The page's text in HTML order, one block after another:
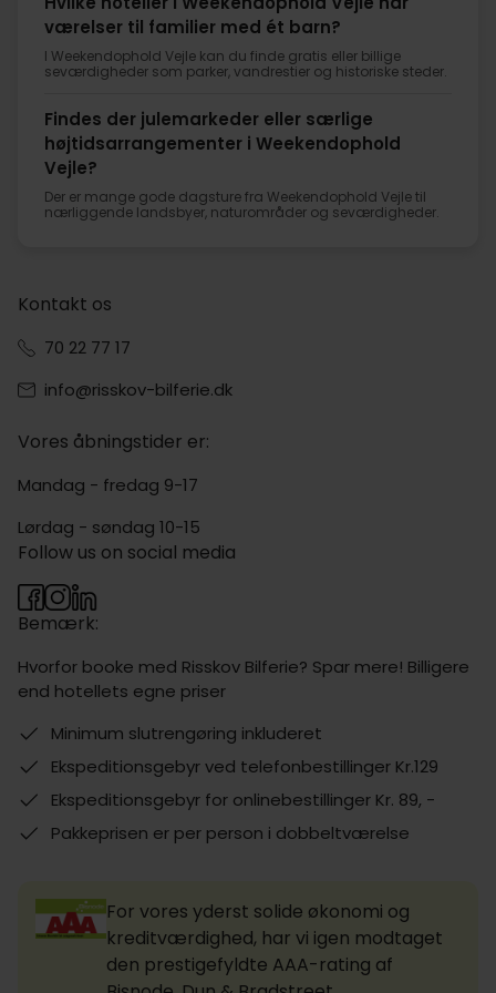
værelser til familier med ét barn?
I Weekendophold Vejle kan du finde gratis eller billige
seværdigheder som parker, vandrestier og historiske steder.
Findes der julemarkeder eller særlige
højtidsarrangementer i Weekendophold
Vejle?
Der er mange gode dagsture fra Weekendophold Vejle til
nærliggende landsbyer, naturområder og seværdigheder.
Kontakt os
70 22 77 17
info@risskov-bilferie.dk
Vores åbningstider er:
Mandag - fredag 9-17
Lørdag - søndag 10-15
Bemærk:
Hvorfor booke med Risskov Bilferie? Spar mere! Billigere
end hotellets egne priser
Minimum slutrengøring inkluderet
Ekspeditionsgebyr ved telefonbestillinger Kr.129
Ekspeditionsgebyr for onlinebestillinger Kr. 89, -
Pakkeprisen er per person i dobbeltværelse
Follow us on social media
For vores yderst solide økonomi og
kreditværdighed, har vi igen modtaget
den prestigefyldte AAA-rating af